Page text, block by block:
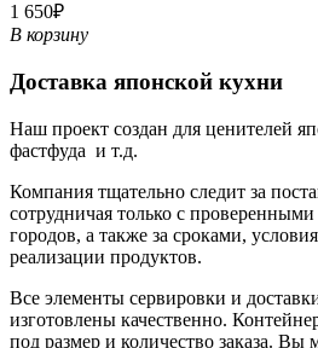
1 650₽
В корзину
Доставка японской кухни
Наш проект создан для ценителей
фастфуда и т.д.
Компания тщательно следит за
сотрудничая только с
городов, а также за сроками,
реализации продуктов.
Все элементы сервировки и
изготовлены качественно.
под размер и количество заказа. Вы